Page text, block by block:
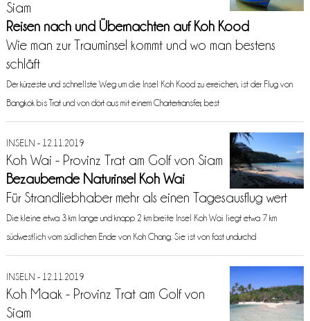
Siam
Reisen nach und Übernachten auf Koh Kood
Wie man zur Trauminsel kommt und wo man bestens
schläft
Der kürzeste und schnellste Weg um die Insel Koh Kood zu erreichen, ist der Flug von
Bangkok bis Trat und von dort aus mit einem Chartertransfer, best
INSELN - 12.11.2019
Koh Wai - Provinz Trat am Golf von Siam
Bezaubernde Naturinsel Koh Wai
Für Strandliebhaber mehr als einen Tagesausflug wert
Die kleine etwa 3 km lange und knapp 2 km breite Insel Koh Wai liegt etwa 7 km
südwestlich vom südlichen Ende von Koh Chang. Sie ist von fast undurchd
INSELN - 12.11.2019
Koh Maak - Provinz Trat am Golf von
Siam